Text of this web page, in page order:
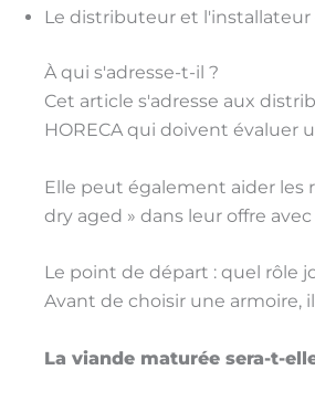
Le distributeur et
À qui s'adresse-t-il ?
Cet article s'adresse aux
HORECA qui doivent évaluer
Elle peut également aider les
dry aged » dans leur offre
Le point de départ : quel rôle
Avant de choisir une armoire,
La viande maturée sera-t-